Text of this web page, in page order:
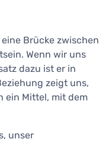
Brücke zwischen
Wenn wir uns
dazu ist er in
zeigt uns,
ein Mittel, mit dem
unser